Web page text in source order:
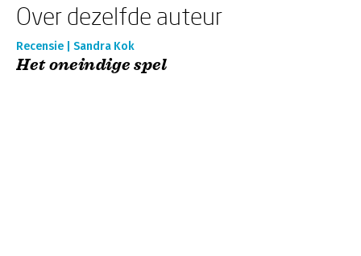
Over dezelfde auteur
Recensie | Sandra Kok
Het oneindige spel